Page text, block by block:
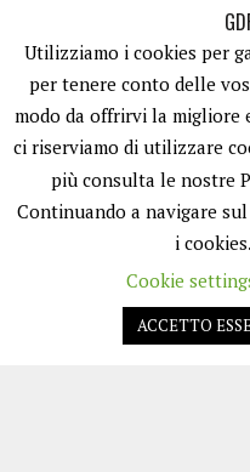
ISCRIVITI
Utilizziamo i cookies per
per tenere conto delle
modo da offrirvi la
ci riserviamo di utilizzare
più consulta le nostre
Continuando a navigare
i cookies.
Cookie
ACCETTO